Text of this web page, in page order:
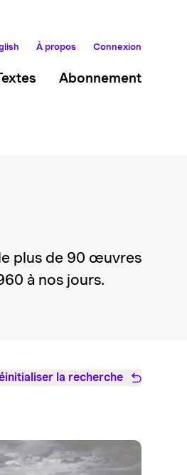
À propos Connexion
Abonnement
plus de 90 œuvres
à nos jours.
la recherche